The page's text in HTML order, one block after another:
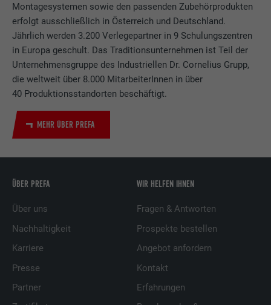
Montagesystemen sowie den passenden Zubehörprodukten
erfolgt ausschließlich in Österreich und Deutschland.
Jährlich werden 3.200 Verlegepartner in 9 Schulungszentren
in Europa geschult. Das Traditionsunternehmen ist Teil der
Unternehmensgruppe des Industriellen Dr. Cornelius Grupp,
die weltweit über 8.000 MitarbeiterInnen in über
40 Produktionsstandorten beschäftigt.
MEHR ÜBER PREFA
ÜBER PREFA
Über uns
Nachhaltigkeit
Karriere
Presse
Partner
WIR HELFEN IHNEN
Fragen & Antworten
Prospekte bestellen
Angebot anfordern
Kontakt
Erfahrungen